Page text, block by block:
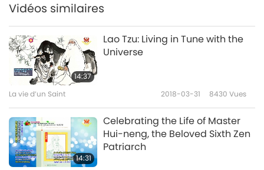
Vidéos similaires
14:37
Lao Tzu: Living in Tune with the
Universe
La vie d’un Saint 2018-03-31 8430 Vues
14:31
Celebrating the Life of Master
Hui-neng, the Beloved Sixth Zen
Patriarch